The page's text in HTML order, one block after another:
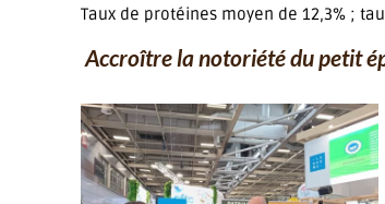
Taux de protéines moyen de 12,3% ;
Accroître la notoriété du petit